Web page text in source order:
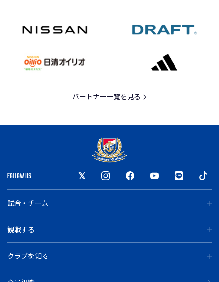
パートナー一覧を見る
FOLLOW US
試合・チーム
観戦する
クラブを知る